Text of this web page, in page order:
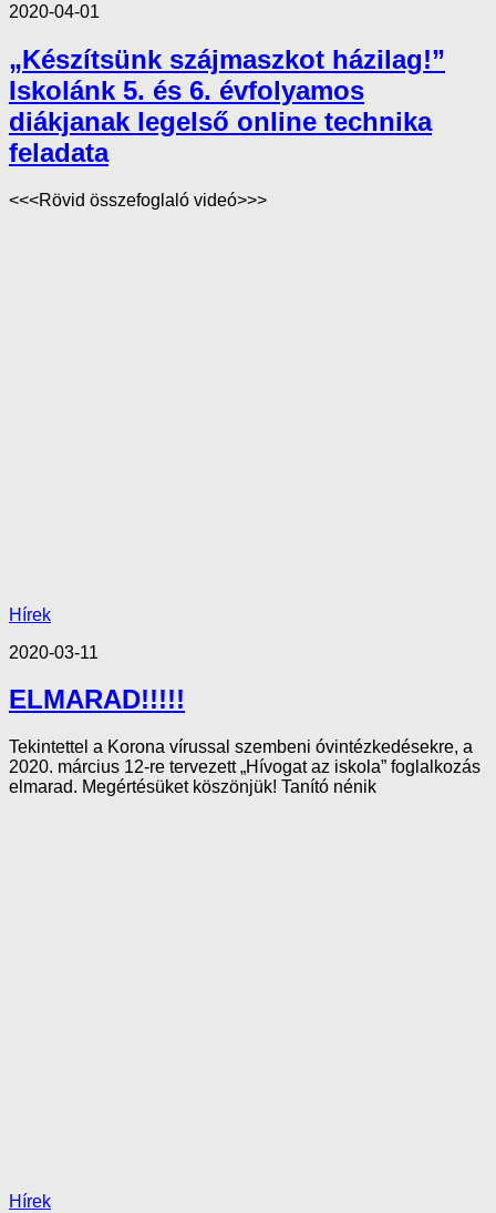
2020-04-01
„Készítsünk szájmaszkot házilag!”
Iskolánk 5. és 6. évfolyamos
diákjanak legelső online technika
feladata
<<<Rövid összefoglaló videó>>>
Hírek
2020-03-11
ELMARAD!!!!!
Tekintettel a Korona vírussal szembeni óvintézkedésekre, a
2020. március 12-re tervezett „Hívogat az iskola” foglalkozás
elmarad. Megértésüket köszönjük! Tanító nénik
Hírek